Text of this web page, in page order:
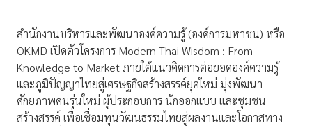
สำนักงานบริหารและพัฒนาองค์ความรู้ (องค์การมหาชน) หรือ
OKMD เปิดตัวโครงการ Modern Thai Wisdom : From
Knowledge to Market ภายใต้แนวคิดการต่อยอดองค์ความรู้
และภูมิปัญญาไทยสู่เศรษฐกิจสร้างสรรค์ยุคใหม่ มุ่งพัฒนา
ศักยภาพคนรุ่นใหม่ ผู้ประกอบการ นักออกแบบ และชุมชน
สร้างสรรค์ เพื่อเชื่อมทุนวัฒนธรรมไทยสู่ผลงานและโอกาสทาง